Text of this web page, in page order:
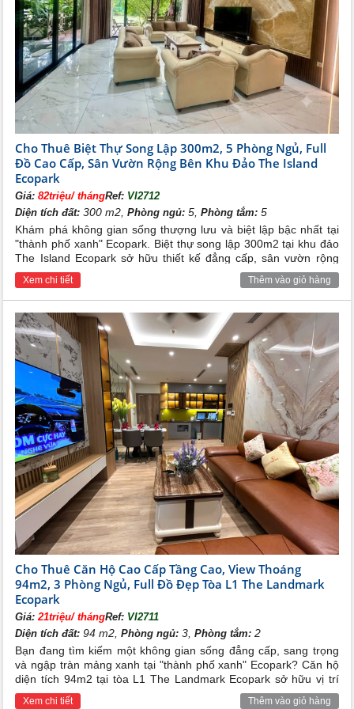
- 204 căn biệt thự Vườn Tùng, cùng với khu nhà
phố Trúc.
II. VỊ TRÍ DỰ ÁN ECOPARK VĂN GIANG
1. Vị trí
Chung cư
Ecopark Văn Giangđược quy hoạch về phía
Đông Nam thành phố Hà Nội, nằm tại huyện Văn
Giang, tỉnh Hưng Yên, liền kề làng gốm Bát Tràng,
cách trung tâmthủ đô Hà Nội12.8 km.
Vị trí chung cư Rừng Cọ Ecopark Văn Giang
Nằm ở thượng lưu sông Bắc Hưng Hải và được kết nối
với cầu Thanh Trì, đường vành đai 3, cầu Vĩnh Tuy,
cầu Chương Dương, cách quốc lộ 1A xuyên Bắc Nam
4km, thuận lợi cho giao thương.
Khu đô thị cao cấp Ecopark Văn Giang
Khu chung cư cao cấp Ecopark Văn Giang là khu căn
hộ hiện đại đầu tiên được triển khai trongkhu đô thị
Ecopark. Với mô hình thiết kế thông minh, không gian
Cho Thuê Biệt Thự Song Lập 300m2, 5 Phòng Ngủ, Full
Đồ Cao Cấp, Sân Vườn Rộng Bên Khu Đảo The Island
Ecopark
Giá:82triệu/ thángRef: VI2712
Diện tích đất: 300 m2,Phòng ngủ: 5,Phòng tắm: 5
Khám phá không gian sống thượng lưu và biệt lập bậc nhất tại
"thành phố xanh" Ecopark. Biệt thự song lập 300m2 tại khu đảo
The Island Ecopark sở hữu thiết kế đẳng cấp, sân vườn rộng
thoáng cùng nội thất full đồ cao cấp, mang đến trải nghiệm nghỉ
dưỡng 6 sao hoàn hảo cho gia đình bạn.
Xem chi tiết Thêm vào giỏ hàng
Cho Thuê Căn Hộ Cao Cấp Tầng Cao, View Thoáng
94m2, 3 Phòng Ngủ, Full Đồ Đẹp Tòa L1 The Landmark
Ecopark
Giá:21triệu/ thángRef: VI2711
Diện tích đất: 94 m2,Phòng ngủ: 3,Phòng tắm: 2
Bạn đang tìm kiếm một không gian sống đẳng cấp, sang trọng
và ngập tràn mảng xanh tại "thành phố xanh" Ecopark? Căn hộ
diện tích 94m2 tại tòa L1 The Landmark Ecopark sở hữu vị trí
tầng cao view thoáng đãng cùng hệ thống full đồ nội thất đẹp
Xem chi tiết Thêm vào giỏ hàng